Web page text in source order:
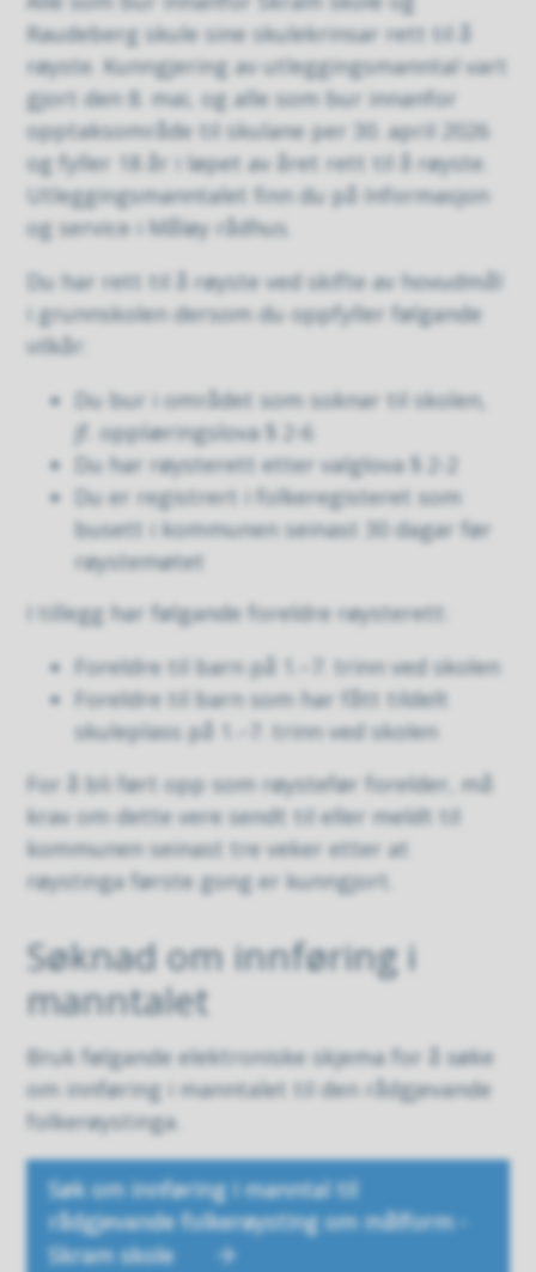
Raudeberg skule sine skulekrinsar rett til å
røyste. Kunngjering av utleggingsmanntal vart
gjort den 8. mai, og alle som bur innanfor
opptaksområde til skulane per 30. april 2026
og fyller 18 år i løpet av året rett til å røyste.
Utleggingsmanntalet finn du på Informasjon
og service i Måløy rådhus.
Du har rett til å røyste ved skifte av hovudmål
i grunnskolen dersom du oppfyller følgande
vilkår:
Du bur i området som soknar til skolen,
jf. opplæringslova § 2-6
Du har røysterett etter valglova § 2-2
Du er registrert i folkeregisteret som
busett i kommunen seinast 30 dagar før
røystemøtet
I tillegg har følgande foreldre røysterett:
Foreldre til barn på 1.–7. trinn ved skolen
Foreldre til barn som har fått tildelt
skuleplass på 1.–7. trinn ved skolen
For å bli ført opp som røystefør forelder, må
krav om dette vere sendt til eller meldt til
kommunen seinast tre veker etter at
røystinga første gong er kunngjort.
Søknad om innføring i
manntalet
Bruk følgande elektroniske skjema for å søke
om innføring i manntalet til den rådgjevande
folkerøystinga.
Søk om innføring i manntal til
rådgjevande folkerøysting om målform -
Skram skole